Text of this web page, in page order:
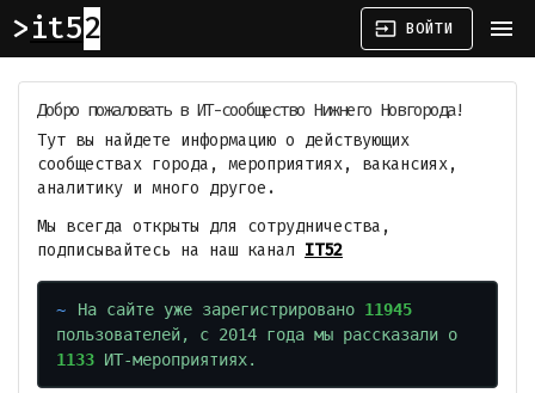
it52 input ВОЙТИ menu
Добро пожаловать в ИТ-сообщество Нижнего Новгорода!
Тут вы найдете информацию о действующих
сообществах города, мероприятиях, вакансиях,
аналитику и много другое.
Мы всегда открыты для сотрудничества,
подписывайтесь на наш канал IT52
На сайте уже зарегистрировано 11945
пользователей, с 2014 года мы рассказали о
1133 ИТ-мероприятиях.